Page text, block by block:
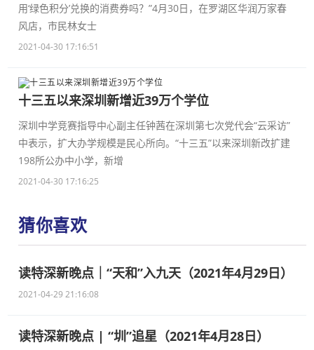
用‘绿色积分’兑换的消费券吗？”4月30日，在罗湖区华润万家春
风店，市民林女士
2021-04-30 17:16:51
十三五以来深圳新增近39万个学位
深圳中学竞赛指导中心副主任钟茜在深圳第七次党代会“云采访”
中表示，扩大办学规模是民心所向。“十三五”以来深圳新改扩建
198所公办中小学，新增
2021-04-30 17:16:25
猜你喜欢
读特深新晚点｜“天和”入九天（2021年4月29日）
2021-04-29 21:16:08
读特深新晚点 | “圳”追星（2021年4月28日）